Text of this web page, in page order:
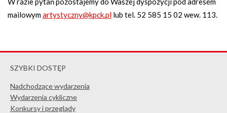
mailowymartystyczny@kpck.pl lub tel. 52 585 15 02 wew. 113.
SZYBKI DOSTĘP
Nadchodzące wydarzenia
Wydarzenia cykliczne
Konkursy i przeglądy